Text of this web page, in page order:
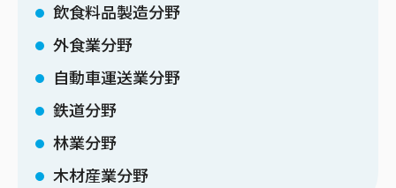
飲食料品製造分野
外食業分野
自動車運送業分野
鉄道分野
林業分野
木材産業分野